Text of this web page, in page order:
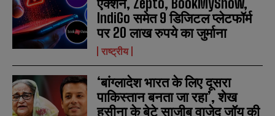
एक्शन, Zepto, BookMyShow,
IndiGo समेत 9 डिजिटल प्लेटफॉर्म
पर 20 लाख रुपये का जुर्माना
राष्ट्रीय
‘बांग्लादेश भारत के लिए दूसरा
पाकिस्तान बनता जा रहा’, शेख
हसीना के बेटे साजीब वाजेद जॉय की